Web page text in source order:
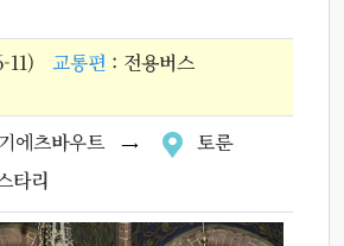
11) 교통편 : 전용버스
기에츠바우트
토룬
타리